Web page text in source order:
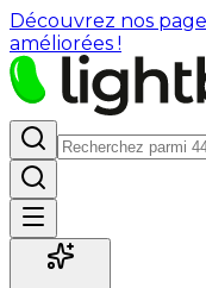
Découvrez nos
améliorées !